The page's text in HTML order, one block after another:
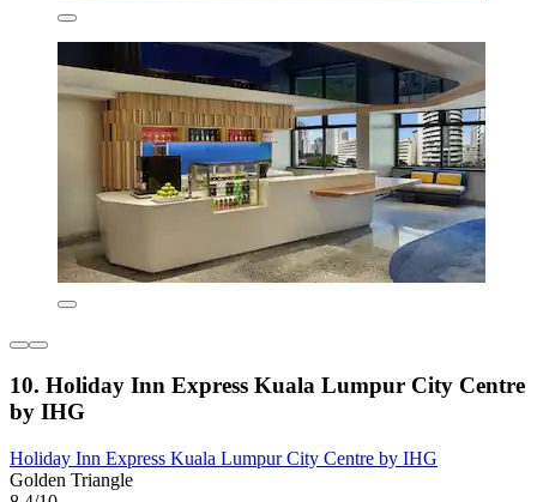
10. Holiday Inn Express Kuala Lumpur City Centre
by IHG
Holiday Inn Express Kuala Lumpur City Centre by IHG
Golden Triangle